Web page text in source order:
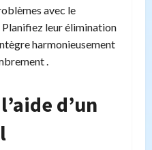
avec le
leur élimination
harmonieusement
.
d’un